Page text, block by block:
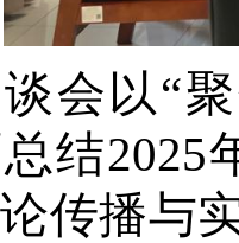
会以“
结2025
传播与